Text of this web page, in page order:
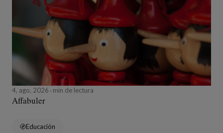
4, ago, 2026 min de lectura
Affabuler
Educación